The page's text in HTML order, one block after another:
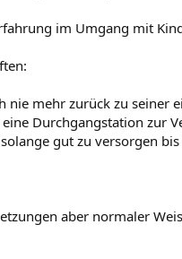
im Umgang mit
nie mehr zurück zu seiner
Durchgangstation zur
gut zu versorgen
aber normaler